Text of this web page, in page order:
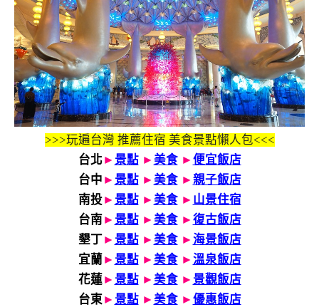
>>>玩遍台灣 推薦住宿 美食景點懶人包<<<
台北 ► 景點 ► 美食► 便宜飯店
台中 ► 景點 ► 美食► 親子飯店
南投► 景點 ► 美食► 山景住宿
台南► 景點 ► 美食► 復古飯店
墾丁► 景點 ► 美食► 海景飯店
宜蘭 ► 景點 ► 美食► 溫泉飯店
花蓮► 景點 ► 美食► 景觀飯店
台東► 景點 ► 美食► 優惠飯店